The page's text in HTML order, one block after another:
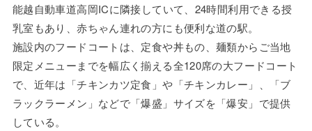
能越自動車道高岡ICに隣接していて、24時間利用できる授
乳室もあり、赤ちゃん連れの方にも便利な道の駅。
施設内のフードコートは、定食や丼もの、麺類からご当地
限定メニューまでを幅広く揃える全120席の大フードコート
で、近年は「チキンカツ定食」や「チキンカレー」、「ブ
ラックラーメン」などで「爆盛」サイズを「爆安」で提供
している。